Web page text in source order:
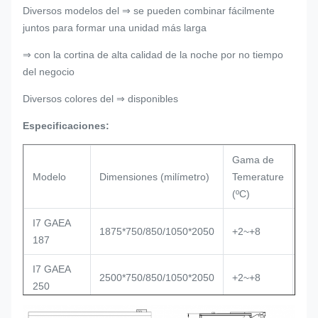
Diversos modelos del ⇒ se pueden combinar fácilmente
juntos para formar una unidad más larga
⇒ con la cortina de alta calidad de la noche por no tiempo
del negocio
Diversos colores del ⇒ disponibles
Especificaciones:
Modelo Dimensiones (milímetro)
Gama de
Temerature
(ºC)
I7 GAEA
187
1875*750/850/1050*2050 +2~+8
I7 GAEA
250
2500*750/850/1050*2050 +2~+8
I7 GAEA